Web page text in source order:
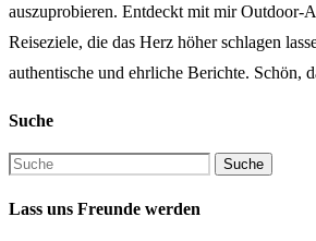
auszuprobieren. Entdeckt mit mir Outdoor-
Reiseziele, die das Herz höher schlagen
authentische und ehrliche Berichte. Schön,
Suche
Lass uns Freunde werden